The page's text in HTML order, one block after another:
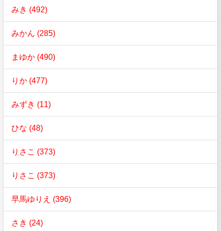
みき (492)
みかん (285)
まゆか (490)
りか (477)
みずき (11)
ひな (48)
りさこ (373)
りさこ (373)
早馬ゆりえ (396)
さき (24)